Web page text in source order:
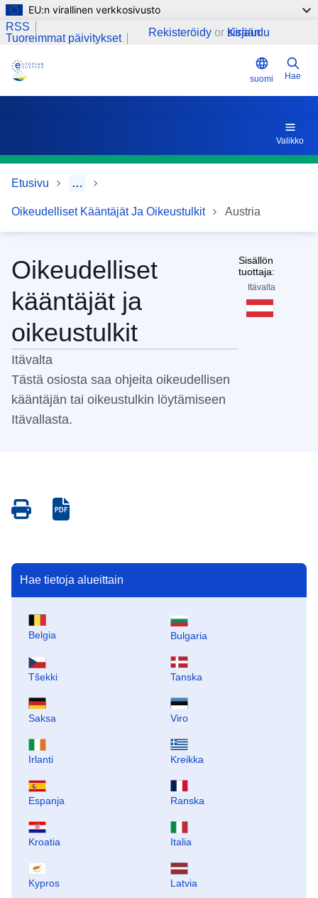
Hyppää pääsisältöön
EU:n virallinen verkkosivusto
RSS
Tuoreimmat päivitykset
Rekisteröidyor Kirjaudu sisään
suomi Hae
Valikko
Etusivu …
Oikeudelliset Kääntäjät Ja Oikeustulkit Austria
Oikeudelliset
kääntäjät ja
oikeustulkit
Itävalta
Tästä osiosta saa ohjeita oikeudellisen
kääntäjän tai oikeustulkin löytämiseen
Itävallasta.
Sisällön
tuottaja:
Itävalta
Save
as
Save
as
Linkkejä
Hae tietoja alueittain
Belgia Bulgaria
Tšekki Tanska
Saksa Viro
Irlanti Kreikka
Espanja Ranska
Kroatia Italia
Kypros Latvia